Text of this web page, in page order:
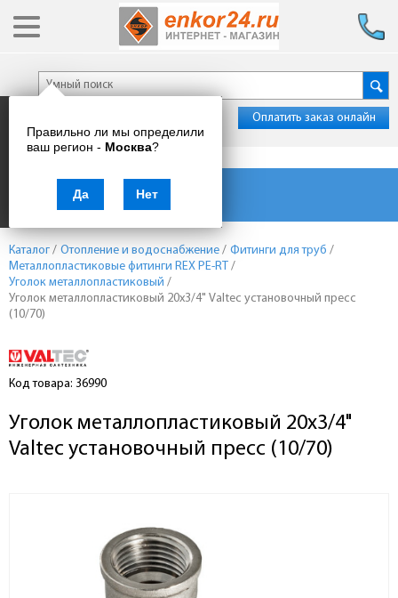
Правильно ли мы определили
ваш регион - Москва?
Да Нет
Оплатить заказ онлайн
Каталог товаров
Каталог / Отопление и водоснабжение / Фитинги для труб /
Металлопластиковые фитинги REX PE-RT /
Уголок металлопластиковый /
Уголок металлопластиковый 20х3/4" Valtec установочный пресс
(10/70)
Код товара: 36990
Уголок металлопластиковый 20х3/4"
Valtec установочный пресс (10/70)